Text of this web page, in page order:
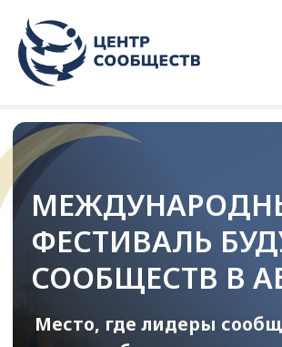
Место, где лидеры сообществ
создают будущее вместе
МЕЖДУНАРОДНЫЙ
ФЕСТИВАЛЬ БУДУЩЕГО
СООБЩЕСТВ В АБХАЗИИ